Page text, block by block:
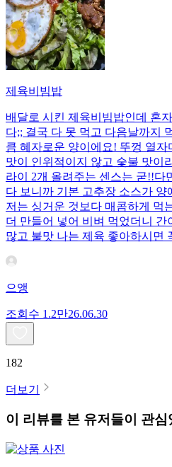
제육비빔밥
배달로 시킨 제육비빔밥인데 혼
다;; 결국 다 못 먹고 다음날까지
큼 혜자로운 양이에요! 뚜껑 열자
맛이 인위적이지 않고 숯불 맛이
라이 2개 올려주는 센스는 굳!!
다 보니까 기본 고추장 소스가
저는 싱거운 것보다 매콤하게 먹
더 만들어 넣어 비벼 먹었더니
많고 불맛 나는 제육 좋아하시면
으앵
조회수 1.2만26.06.30
182
더보기
이 리뷰를 본 유저들이 관